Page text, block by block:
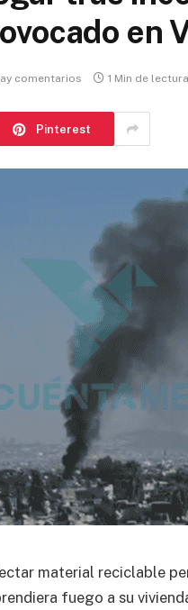
en
comentarios 1 Min de lectura
Pinterest
material reciclable
fuego a su